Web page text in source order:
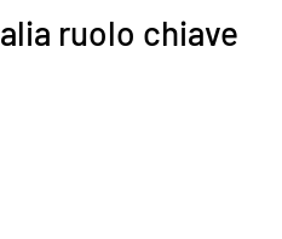
ruolo chiave